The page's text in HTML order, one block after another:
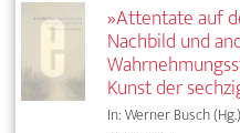
»Attentate auf
Nachbild und
Kunst der
In: Werner Busch